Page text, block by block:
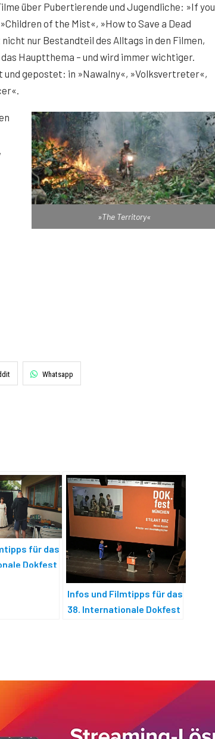
über Pubertierende und Jugendliche: »If you
of the Mist«, »How to Save a Dead
nur Bestandteil des Alltags in den Filmen,
Hauptthema – und wird immer wichtiger.
gepostet: in »Nawalny«, »Volksvertreter«,
»The Territory«
Whatsapp
für das
Dokfest
Infos und Filmtipps für das
38. Internationale Dokfest